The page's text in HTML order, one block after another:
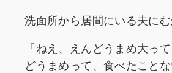
洗面所から居間にいる夫にむ
「ねえ、えんどうまめ大っ
どうまめって、食べたことな